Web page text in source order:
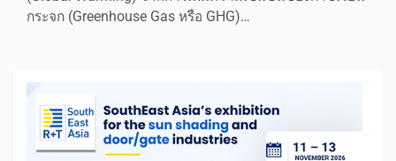
กระจก (Greenhouse Gas หรือ GHG)…